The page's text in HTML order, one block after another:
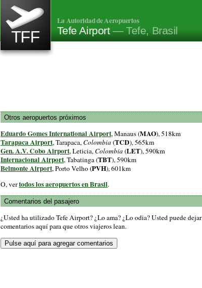
TFF
La Autoridad de Aeropuertos
Tefe Airport — Tefe, Brasil
Otros aeropuertos próximos
Eduardo Gomes International Airport, Manaus (MAO), 518km
Tarapaca Airport, Tarapaca, Colombia (TCD), 565km
Gen. A.V. Cobo Airport, Leticia, Colombia (LET), 590km
Internacional Airport, Tabatinga (TBT), 590km
Belmonte Airport, Porto Velho (PVH), 601km
O, vertodos los aeropuertos en Brasil.
Comentarios del pasajero
¿Usted ha utilizado Tefe Airport? ¿Lo ama? ¿Lo odia? Usted puede dejar
comentarios aquí para que otros viajeros lean.